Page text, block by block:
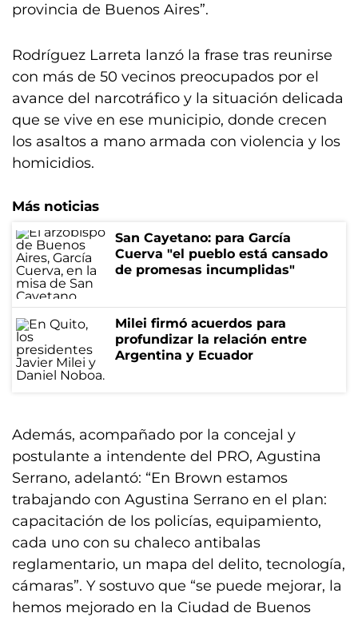
provincia de Buenos Aires”.
Rodríguez Larreta lanzó la frase tras reunirse
con más de 50 vecinos preocupados por el
avance del narcotráfico y la situación delicada
que se vive en ese municipio, donde crecen
los asaltos a mano armada con violencia y los
homicidios.
Más noticias
San Cayetano: para García
Cuerva "el pueblo está cansado
de promesas incumplidas"
Milei firmó acuerdos para
profundizar la relación entre
Argentina y Ecuador
Además, acompañado por la concejal y
postulante a intendente del PRO, Agustina
Serrano, adelantó: “En Brown estamos
trabajando con Agustina Serrano en el plan:
capacitación de los policías, equipamiento,
cada uno con su chaleco antibalas
reglamentario, un mapa del delito, tecnología,
cámaras”. Y sostuvo que “se puede mejorar, la
hemos mejorado en la Ciudad de Buenos